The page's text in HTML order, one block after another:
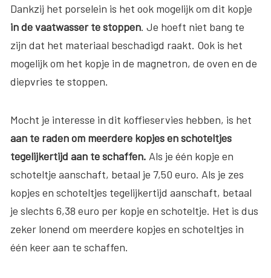
Dankzij het porselein is het ook mogelijk om dit kopje
in de vaatwasser te stoppen. Je hoeft niet bang te
zijn dat het materiaal beschadigd raakt. Ook is het
mogelijk om het kopje in de magnetron, de oven en de
diepvries te stoppen.
Mocht je interesse in dit koffieservies hebben, is het
aan te raden om meerdere kopjes en schoteltjes
tegelijkertijd aan te schaffen. Als je één kopje en
schoteltje aanschaft, betaal je 7,50 euro. Als je zes
kopjes en schoteltjes tegelijkertijd aanschaft, betaal
je slechts 6,38 euro per kopje en schoteltje. Het is dus
zeker lonend om meerdere kopjes en schoteltjes in
één keer aan te schaffen.